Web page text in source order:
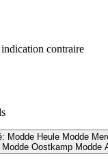
contraire
Modde Heule Modde
Modde Oostkamp Modde